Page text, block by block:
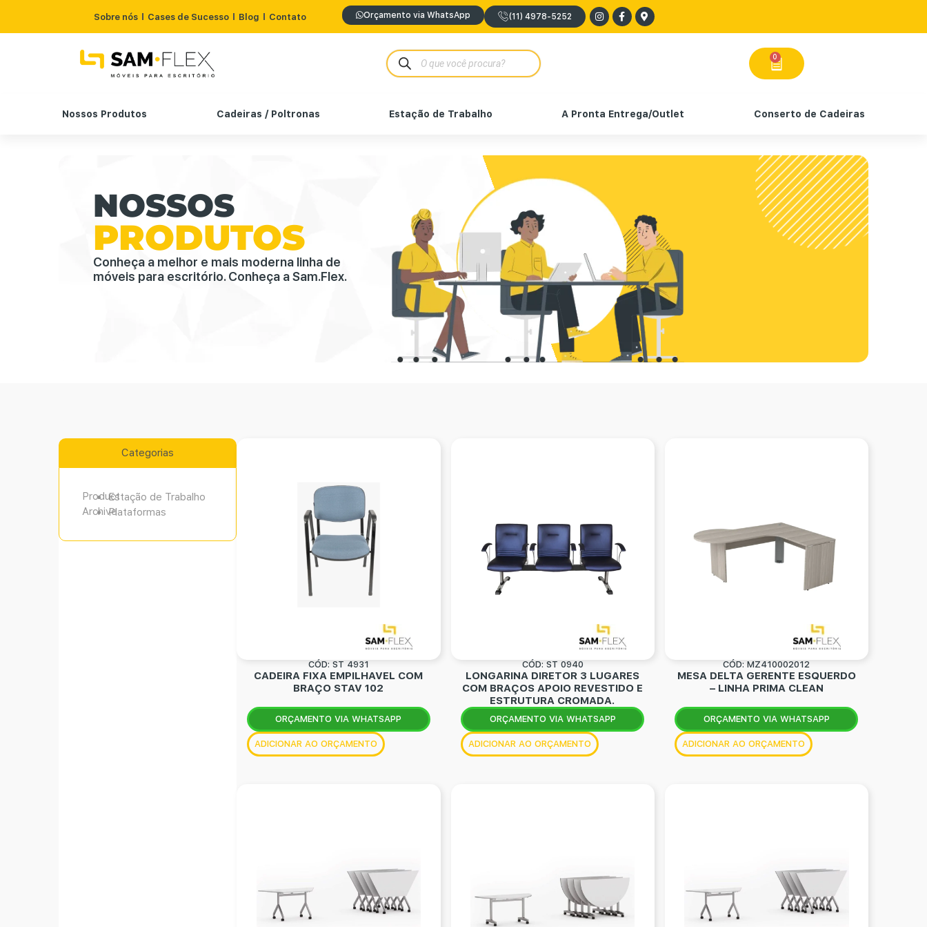
Sobre nós Cases de Sucesso Blog Contato Orçamento via WhatsApp (11) 4978-5252
0
Nossos Produtos Cadeiras / Poltronas Estação de Trabalho A Pronta Entrega/Outlet Conserto de Cadeiras
NOSSOS
PRODUTOS
Conheça a melhor e mais moderna linha de
móveis para escritório. Conheça a Sam.Flex.
Categorias
Product
Archive
Estação de Trabalho
Plataformas
CÓD: ST 4931
CADEIRA FIXA EMPILHAVEL COM
BRAÇO STAV 102
ORÇAMENTO VIA WHATSAPP
ADICIONAR AO ORÇAMENTO
CÓD: ST 0940
LONGARINA DIRETOR 3 LUGARES
COM BRAÇOS APOIO REVESTIDO E
ESTRUTURA CROMADA.
ORÇAMENTO VIA WHATSAPP
ADICIONAR AO ORÇAMENTO
CÓD: MZ410002012
MESA DELTA GERENTE ESQUERDO
– LINHA PRIMA CLEAN
ORÇAMENTO VIA WHATSAPP
ADICIONAR AO ORÇAMENTO